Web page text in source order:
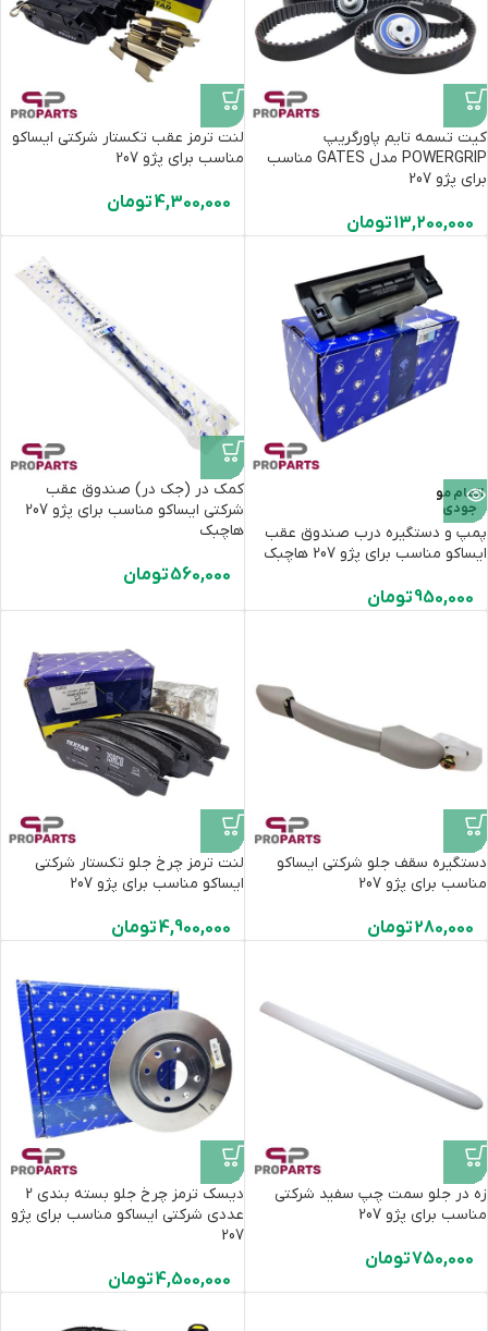
کیت تسمه تایم پاورگریپ
POWERGRIP مدل GATES مناسب
برای پژو 207
13,200,000تومان
لنت ترمز عقب تکستار شرکتی ایساکو
مناسب برای پژو 207
4,300,000تومان
اتمام مو
جودی
پمپ و دستگیره درب صندوق عقب
ایساکو مناسب برای پژو 207 هاچبک
950,000تومان
کمک در (جک در) صندوق عقب
شرکتی ایساکو مناسب برای پژو 207
هاچبک
560,000تومان
دستگیره سقف جلو شرکتی ایساکو
مناسب برای پژو 207
280,000تومان
لنت ترمز چرخ جلو تکستار شرکتی
ایساکو مناسب برای پژو 207
4,900,000تومان
زه در جلو سمت چپ سفید شرکتی
مناسب برای پژو 207
750,000تومان
دیسک ترمز چرخ جلو بسته بندی 2
عددی شرکتی ایساکو مناسب برای پژو
207
4,500,000تومان